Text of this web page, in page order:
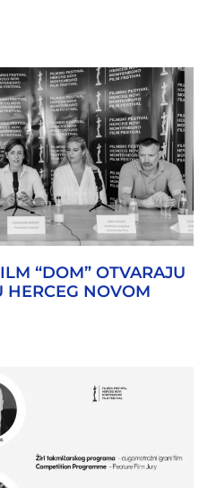
“DOM” OTVARAJU
HERCEG NOVOM